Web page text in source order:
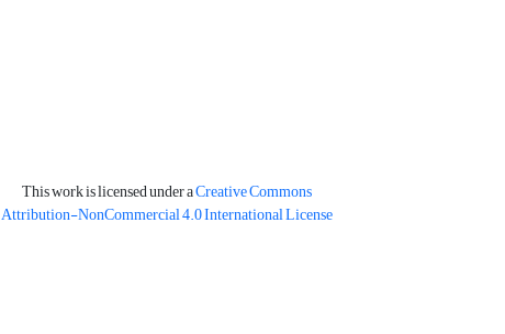
This work is licensed under aCreative Commons
Attribution-NonCommercial 4.0 International License